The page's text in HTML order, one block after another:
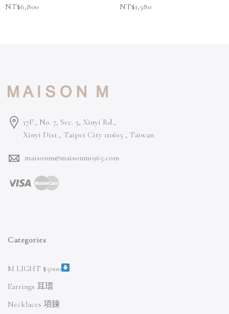
NT$6,800 NT$1,580
37F., No. 7, Sec. 5, Xinyi Rd.,
Xinyi Dist., Taipei City 110615 , Taiwan
maisonm@maisonm1965.com
Categories
M LIGHT $5000
Earrings 耳環
Necklaces 項鍊